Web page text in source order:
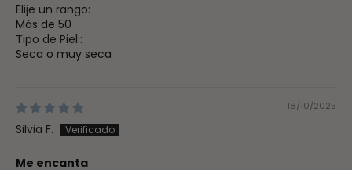
Elije un rango:
Más de 50
Tipo de Piel::
Seca o muy seca
18/10/2025
Silvia F.
Me encanta